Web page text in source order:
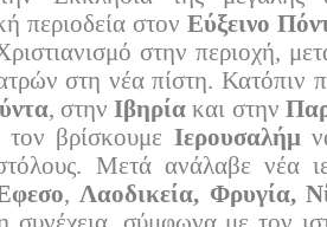
περιοδεία στον Εύξεινο
στην περιοχή,
στη νέα πίστη. Κατόπιν
, στηνΙβηρία και στην
βρίσκουμε Ιερουσαλήμ
Μετά ανάλαβε νέα
,Λαοδικεία, Φρυγία,